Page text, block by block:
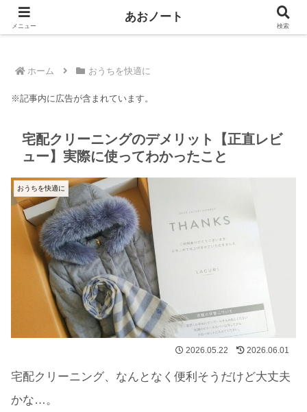
＼ わたしのつまづき あなたの安心に ／
ホーム おうちを快適に
※記事内に広告が含まれています。
宅配クリーニングのデメリット【正直レビ
ュー】実際に使ってわかったこと
おうちを快適に
2026.05.22 2026.06.01
宅配クリーニング、なんとなく便利そうだけど大丈夫
かな…。
メニュー
あおノート
検索